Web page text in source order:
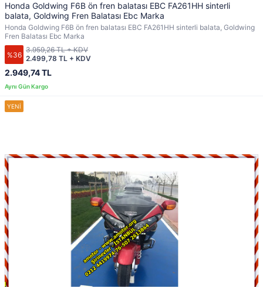
Honda Goldwing F6B ön fren balatası EBC FA261HH sinterli
balata, Goldwing Fren Balatası Ebc Marka
Honda Goldwing F6B ön fren balatası EBC FA261HH sinterli balata, Goldwing
Fren Balatası Ebc Marka
%36
2.949,74 TL
2.499,78 TL + KDV
3.959,26 TL + KDV